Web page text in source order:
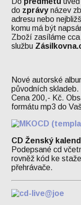
do zprávy název
adresu nebo
komu má být
Zboží zasíláme
službu
Nové autorské
původních skladeb.
Cena 200,- Kč.
formátu mp3 do
CD Ženský
Podepsané cd
rovněž kód ke
přehrávače.